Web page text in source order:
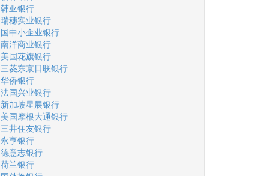
韩亚银行
瑞穗实业银行
国中小企业银行
南洋商业银行
美国花旗银行
三菱东京日联银行
华侨银行
法国兴业银行
新加坡星展银行
美国摩根大通银行
三井住友银行
永亨银行
德意志银行
荷兰银行